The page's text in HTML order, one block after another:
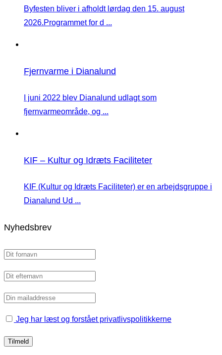
Byfesten bliver i afholdt lørdag den 15. august
2026.Programmet for d ...
Fjernvarme i Dianalund
I juni 2022 blev Dianalund udlagt som
fjernvarmeområde, og ...
KIF – Kultur og Idræts Faciliteter
KIF (Kultur og Idræts Faciliteter) er en arbejdsgruppe i
Dianalund Ud ...
Nyhedsbrev
Jeg har læst og forstået privatlivspolitikkerne